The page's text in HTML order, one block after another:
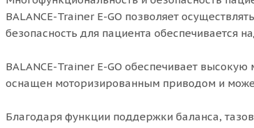
BALANCE-Trainer E-GO позволяет
безопасность для пациента обеспечивается
BALANCE-Trainer E-GO обеспечивает
оснащен моторизированным приводом и
Благодаря функции поддержки баланса,